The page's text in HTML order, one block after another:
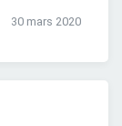
30 mars 2020